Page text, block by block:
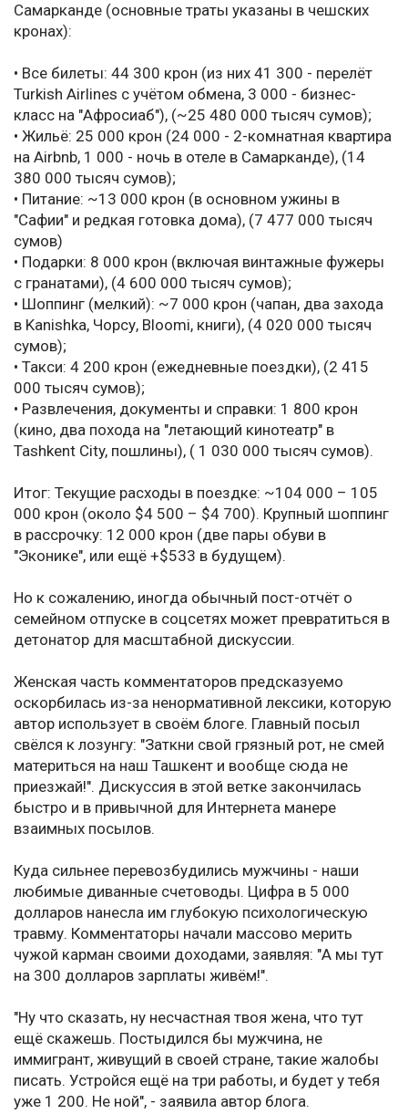
Самарканде (основные траты указаны в чешских
кронах):
• Все билеты: 44 300 крон (из них 41 300 - перелёт
Turkish Airlines с учётом обмена, 3 000 - бизнес-
класс на "Афросиаб"), (~25 480 000 тысяч сумов);
• Жильё: 25 000 крон (24 000 - 2-комнатная квартира
на Airbnb, 1 000 - ночь в отеле в Самарканде), (14
380 000 тысяч сумов);
• Питание: ~13 000 крон (в основном ужины в
"Сафии" и редкая готовка дома), (7 477 000 тысяч
сумов)
• Подарки: 8 000 крон (включая винтажные фужеры
с гранатами), (4 600 000 тысяч сумов);
• Шоппинг (мелкий): ~7 000 крон (чапан, два захода
в Kanishka, Чорсу, Bloomi, книги), (4 020 000 тысяч
сумов);
• Такси: 4 200 крон (ежедневные поездки), (2 415
000 тысяч сумов);
• Развлечения, документы и справки: 1 800 крон
(кино, два похода на "летающий кинотеатр" в
Tashkent City, пошлины), ( 1 030 000 тысяч сумов).
Итог: Текущие расходы в поездке: ~104 000 – 105
000 крон (около $4 500 – $4 700). Крупный шоппинг
в рассрочку: 12 000 крон (две пары обуви в
"Эконике", или ещё +$533 в будущем).
Но к сожалению, иногда обычный пост-отчёт о
семейном отпуске в соцсетях может превратиться в
детонатор для масштабной дискуссии.
Женская часть комментаторов предсказуемо
оскорбилась из-за ненормативной лексики, которую
автор использует в своём блоге. Главный посыл
свёлся к лозунгу: "Заткни свой грязный рот, не смей
материться на наш Ташкент и вообще сюда не
приезжай!". Дискуссия в этой ветке закончилась
быстро и в привычной для Интернета манере
взаимных посылов.
Куда сильнее перевозбудились мужчины - наши
любимые диванные счетоводы. Цифра в 5 000
долларов нанесла им глубокую психологическую
травму. Комментаторы начали массово мерить
чужой карман своими доходами, заявляя: "А мы тут
на 300 долларов зарплаты живём!".
"Ну что сказать, ну несчастная твоя жена, что тут
ещё скажешь. Постыдился бы мужчина, не
иммигрант, живущий в своей стране, такие жалобы
писать. Устройся ещё на три работы, и будет у тебя
уже 1 200. Не ной", - заявила автор блога.